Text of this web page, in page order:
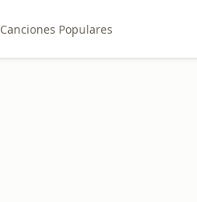
Canciones Populares